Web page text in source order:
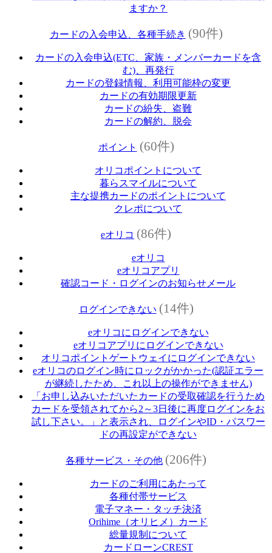
ますか？
カードの入会申込、各種手続き (90件)
カードの入会申込(ETC、家族・メンバーカードを含
む)、再発行
カードの登録情報、利用可能枠の変更
カードの有効期限更新
カードの紛失、盗難
カードの解約、脱会
ポイント (60件)
オリコポイントについて
暮らスマイルについて
主な提携カードのポイントについて
クレポについて
eオリコ (86件)
eオリコ
eオリコアプリ
確認コード・ログインのお知らせメール
ログインできない (14件)
eオリコにログインできない
eオリコアプリにログインできない
オリコポイントゲートウェイにログインできない
eオリコのログイン時にロックがかかった(認証エラー
が継続したため、これ以上の操作ができません)
「お申し込みいただいたカードの受取確認を行うため
カードを受領されてから2～3日後に再度ログインをお
試し下さい。」と表示され、ログインやID・パスワー
ドの再設定ができない
各種サービス・その他 (206件)
カードのご利用にあたって
各種付帯サービス
電子マネー・タッチ決済
Orihime（オリヒメ）カード
総量規制について
カードローンCREST